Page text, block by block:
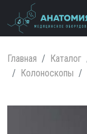
Главная Каталог
Колоноскопы